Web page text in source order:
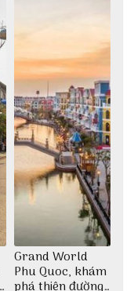
Grand World
Phu Quoc, khám